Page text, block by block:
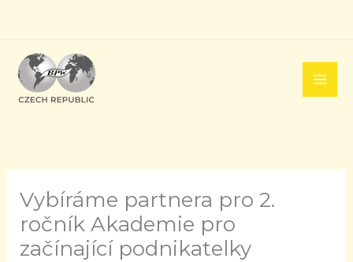
obsah
Vybíráme partnera pro 2.
ročník Akademie pro
začínající podnikatelky